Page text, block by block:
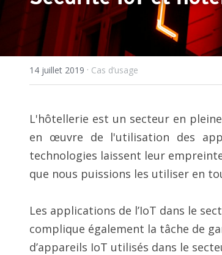
14 juillet 2019 · Cas d’usage
L'hôtellerie est un secteur en
en œuvre de l'utilisation des
technologies laissent leur
que nous puissions les utiliser en
Les applications de l’IoT dans le
complique également la tâche de
d’appareils IoT utilisés dans le